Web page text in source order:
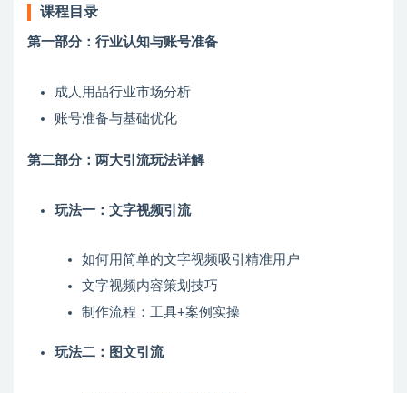
课程目录
第一部分：行业认知与账号准备
成人用品行业市场分析
账号准备与基础优化
第二部分：两大引流玩法详解
玩法一：文字视频引流
如何用简单的文字视频吸引精准用户
文字视频内容策划技巧
制作流程：工具+案例实操
玩法二：图文引流